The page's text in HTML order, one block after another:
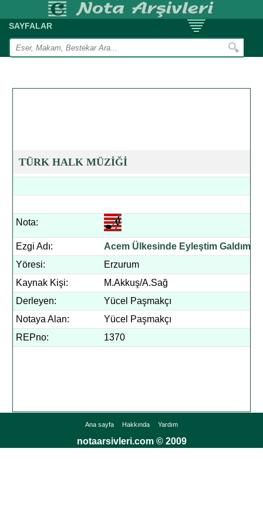
SAYFALAR
TÜRK HALK MÜZİĞİ
Nota:
Ezgi Adı:
Acem Ülkesinde Eyleştim Galdım
Yöresi:
Erzurum
Kaynak Kişi:
M.Akkuş/A.Sağ
Derleyen:
Yücel Paşmakçı
Notaya Alan:
Yücel Paşmakçı
REPno:
1370
Ana sayfa Hakkında Yardım
notaarsivleri.com © 2009